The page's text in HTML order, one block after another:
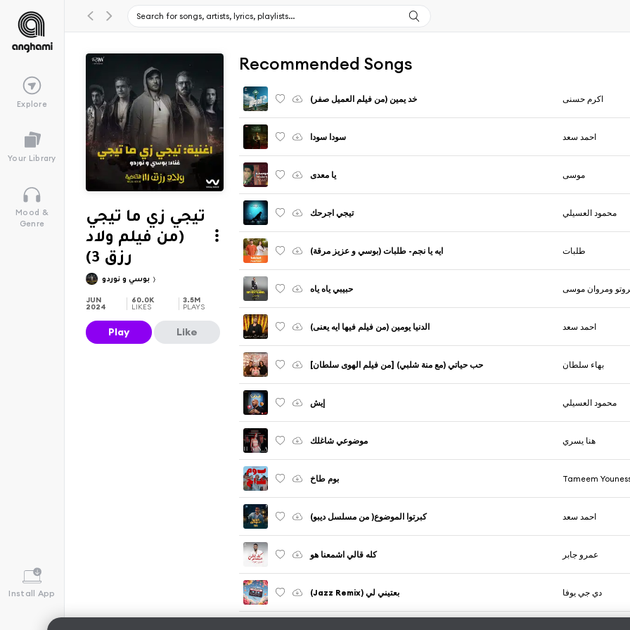
Explore
Your Library
Mood &
Genre
Install App
تيجي زي ما تيجي
(من فيلم ولاد
رزق 3)
JUN
2024
60.0K
LIKES
3.5M
PLAYS
Play Like
Recommended Songs
خد يمين (من فيلم العميل صفر) اكرم حسنى
سودا سودا احمد سعد
يا معدى موسى
تيجي اجرحك محمود العسيلي
ايه يا نجم- طلبات (بوسي و عزيز مرقة) طلبات
حبيبي ياه ياه
الدنيا يومين (من فيلم فيها ايه يعنى) احمد سعد
حب حياتي (مع منة شلبي) [من فيلم الهوى سلطان] بهاء سلطان
إيش محمود العسيلي
موضوعي شاغلك هنا يسري
بوم طاخ Tameem
كبرتوا الموضوع( من مسلسل ديبو) احمد سعد
كله قالي اشمعنا هو عمرو جابر
بعتيني لي (Jazz Remix) دي جي يوفا